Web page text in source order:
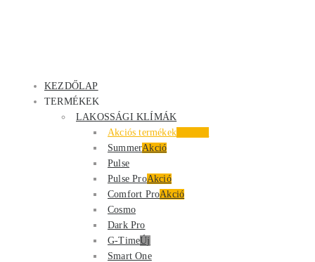
KEZDŐLAP
TERMÉKEK
LAKOSSÁGI KLÍMÁK
Akciós termékek
SummerAkció
Pulse
Pulse ProAkció
Comfort ProAkció
Cosmo
Dark Pro
G-TimeÚj
Smart One